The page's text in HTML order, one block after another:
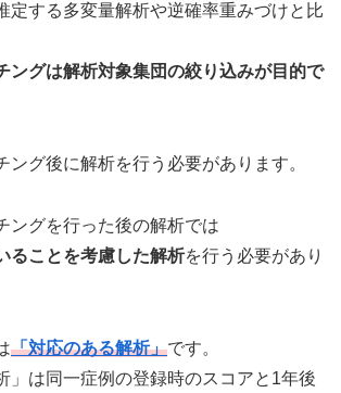
定する多変量解析や逆確率重みづけと比
ングは解析対象集団の絞り込みが目的で
ング後に解析を行う必要があります。
ングを行った後の解析では
ることを考慮した解析を行う必要があり
「対応のある解析」です。
」は同一症例の登録時のスコアと1年後